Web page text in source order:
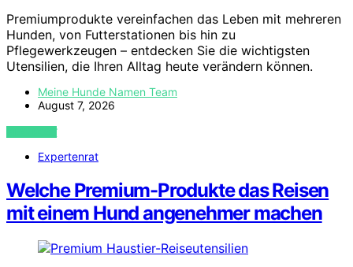
Premiumprodukte vereinfachen das Leben mit mehreren
Hunden, von Futterstationen bis hin zu
Pflegewerkzeugen – entdecken Sie die wichtigsten
Utensilien, die Ihren Alltag heute verändern können.
Meine Hunde Namen Team
August 7, 2026
VIEW POST
Expertenrat
Welche Premium-Produkte das Reisen
mit einem Hund angenehmer machen